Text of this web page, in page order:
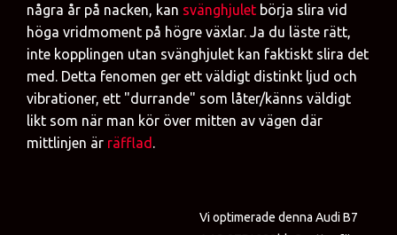
några år på nacken, kan svänghjulet börja slira vid
höga vridmoment på högre växlar. Ja du läste rätt,
inte kopplingen utan svänghjulet kan faktiskt slira det
med. Detta fenomen ger ett väldigt distinkt ljud och
vibrationer, ett "durrande" som låter/känns väldigt
likt som när man kör över mitten av vägen där
mittlinjen är räfflad .
Vi optimerade denna Audi B7